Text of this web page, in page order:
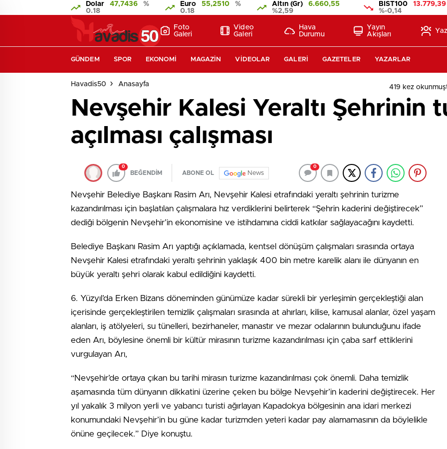
Dolar 47,7436
%
0.18
Euro 55,2510
%
0.18
Altın (Gr)
6.660,55
%2,59
BIST100
13.779,39
%-0,14
Foto
Galeri
Video
Galeri
Hava
Durumu
Yayın
Akışları
GÜNDEM SPOR EKONOMI MAGAZIN VIDEOLAR GALERI GAZETELER YAZARLAR
Havadis50 Anasayfa 419 kez
Nevşehir Kalesi Yeraltı Şehrinin
açılması çalışması
0
BEĞENDİM ABONE OL News
0
Nevşehir Belediye Başkanı Rasim Arı, Nevşehir Kalesi etrafındaki yeraltı şehrinin turizme
kazandırılması için başlatılan çalışmalara hız verdiklerini belirterek “Şehrin kaderini değiştirecek”
dediği bölgenin Nevşehir’in ekonomisine ve istihdamına ciddi katkılar sağlayacağını kaydetti.
Belediye Başkanı Rasim Arı yaptığı açıklamada, kentsel dönüşüm çalışmaları sırasında ortaya
Nevşehir Kalesi etrafındaki yeraltı şehrinin yaklaşık 400 bin metre karelik alanı ile dünyanın en
büyük yeraltı şehri olarak kabul edildiğini kaydetti.
6. Yüzyıl’da Erken Bizans döneminden günümüze kadar sürekli bir yerleşimin gerçekleştiği alan
içerisinde gerçekleştirilen temizlik çalışmaları sırasında at ahırları, kilise, kamusal alanlar, özel yaşam
alanları, iş atölyeleri, su tünelleri, bezirhaneler, manastır ve mezar odalarının bulunduğunu ifade
eden Arı, böylesine önemli bir kültür mirasının turizme kazandırılması için çaba sarf ettiklerini
vurgulayan Arı,
“Nevşehir’de ortaya çıkan bu tarihi mirasın turizme kazandırılması çok önemli. Daha temizlik
aşamasında tüm dünyanın dikkatini üzerine çeken bu bölge Nevşehir’in kaderini değiştirecek. Her
yıl yakalık 3 milyon yerli ve yabancı turisti ağırlayan Kapadokya bölgesinin ana idari merkezi
konumundaki Nevşehir’in bu güne kadar turizmden yeteri kadar pay alamamasının da böylelikle
önüne geçilecek.” Diye konuştu.